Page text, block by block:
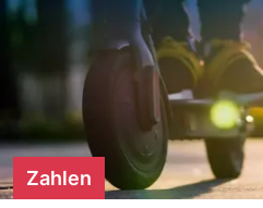
Zahlen